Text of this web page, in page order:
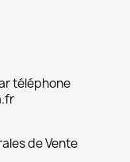
téléphone
de Vente